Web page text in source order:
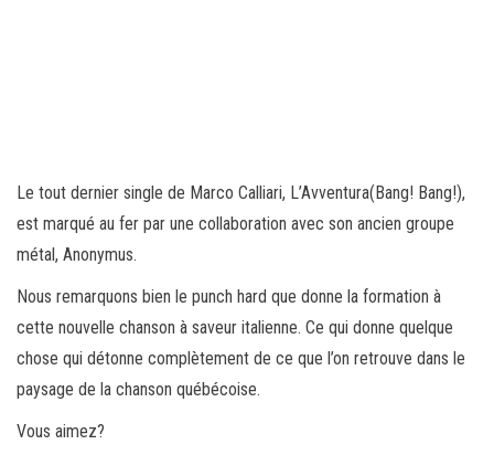
Le tout dernier single de Marco Calliari, L’Avventura(Bang! Bang!),
est marqué au fer par une collaboration avec son ancien groupe
métal, Anonymus.
Nous remarquons bien le punch hard que donne la formation à
cette nouvelle chanson à saveur italienne. Ce qui donne quelque
chose qui détonne complètement de ce que l’on retrouve dans le
paysage de la chanson québécoise.
Vous aimez?